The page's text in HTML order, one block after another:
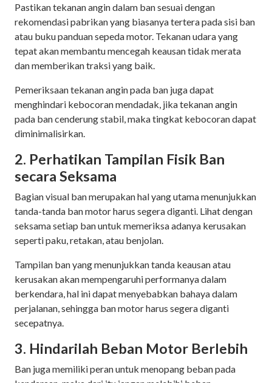
Pastikan tekanan angin dalam ban sesuai dengan
rekomendasi pabrikan yang biasanya tertera pada sisi ban
atau buku panduan sepeda motor. Tekanan udara yang
tepat akan membantu mencegah keausan tidak merata
dan memberikan traksi yang baik.
Pemeriksaan tekanan angin pada ban juga dapat
menghindari kebocoran mendadak, jika tekanan angin
pada ban cenderung stabil, maka tingkat kebocoran dapat
diminimalisirkan.
2. Perhatikan Tampilan Fisik Ban
secara Seksama
Bagian visual ban merupakan hal yang utama menunjukkan
tanda-tanda ban motor harus segera diganti. Lihat dengan
seksama setiap ban untuk memeriksa adanya kerusakan
seperti paku, retakan, atau benjolan.
Tampilan ban yang menunjukkan tanda keausan atau
kerusakan akan mempengaruhi performanya dalam
berkendara, hal ini dapat menyebabkan bahaya dalam
perjalanan, sehingga ban motor harus segera diganti
secepatnya.
3. Hindarilah Beban Motor Berlebih
Ban juga memiliki peran untuk menopang beban pada